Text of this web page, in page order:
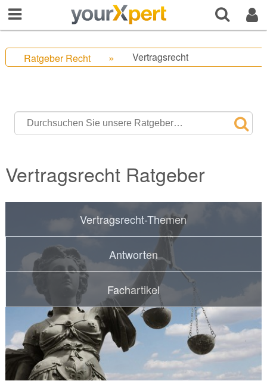
Ratgeber Recht Vertragsrecht
Vertragsrecht Ratgeber
Vertragsrecht-Themen
Antworten
Fachartikel